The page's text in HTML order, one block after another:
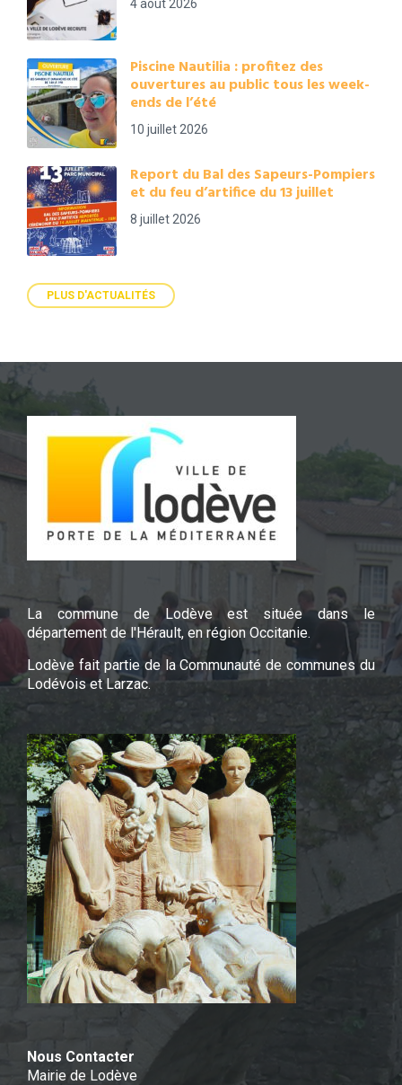
4 août 2026
Piscine Nautilia : profitez des
ouvertures au public tous les week-
ends de l’été
10 juillet 2026
Report du Bal des Sapeurs-Pompiers
et du feu d’artifice du 13 juillet
8 juillet 2026
PLUS D'ACTUALITÉS
La commune de Lodève est située dans le
département de l'Hérault, en région Occitanie.
Lodève fait partie de la Communauté de communes du
Lodévois et Larzac.
Nous Contacter
Mairie de Lodève